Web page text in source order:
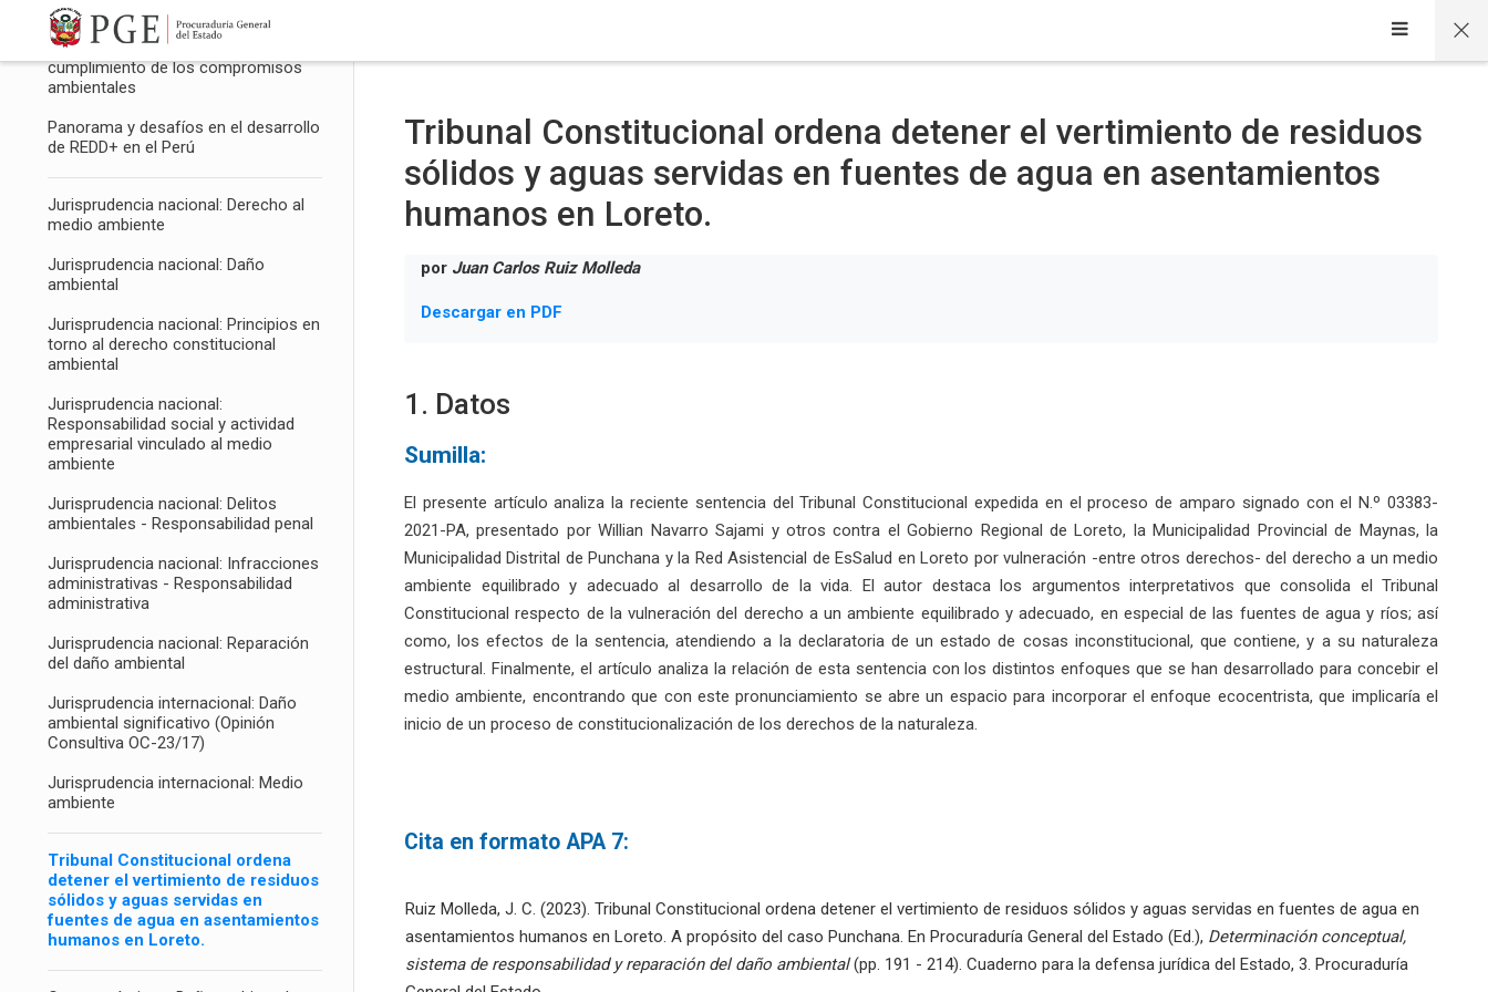
Salta al contenido principal
La prevención del incremento del
riesgo ambiental desde el
cumplimiento de los compromisos
ambientales
Panorama y desafíos en el desarrollo
de REDD+ en el Perú
Jurisprudencia nacional: Derecho al
medio ambiente
Jurisprudencia nacional: Daño
ambiental
Jurisprudencia nacional: Principios en
torno al derecho constitucional
ambiental
Jurisprudencia nacional:
Responsabilidad social y actividad
empresarial vinculado al medio
ambiente
Jurisprudencia nacional: Delitos
ambientales - Responsabilidad penal
Jurisprudencia nacional: Infracciones
administrativas - Responsabilidad
administrativa
Jurisprudencia nacional: Reparación
del daño ambiental
Jurisprudencia internacional: Daño
ambiental significativo (Opinión
Consultiva OC-23/17)
Jurisprudencia internacional: Medio
ambiente
Tribunal Constitucional ordena
detener el vertimiento de residuos
sólidos y aguas servidas en
fuentes de agua en asentamientos
humanos en Loreto.
Tribunal Constitucional ordena detener el vertimiento de residuos
sólidos y aguas servidas en fuentes de agua en asentamientos
humanos en Loreto.
por Juan Carlos Ruiz Molleda
Descargar en PDF
1. Datos
Sumilla:
El presente artículo analiza la reciente sentencia del Tribunal Constitucional expedida en el proceso de amparo signado con el N.º 03383-
2021-PA, presentado por Willian Navarro Sajami y otros contra el Gobierno Regional de Loreto, la Municipalidad Provincial de Maynas, la
Municipalidad Distrital de Punchana y la Red Asistencial de EsSalud en Loreto por vulneración -entre otros derechos- del derecho a un medio
ambiente equilibrado y adecuado al desarrollo de la vida. El autor destaca los argumentos interpretativos que consolida el Tribunal
Constitucional respecto de la vulneración del derecho a un ambiente equilibrado y adecuado, en especial de las fuentes de agua y ríos; así
como, los efectos de la sentencia, atendiendo a la declaratoria de un estado de cosas inconstitucional, que contiene, y a su naturaleza
estructural. Finalmente, el artículo analiza la relación de esta sentencia con los distintos enfoques que se han desarrollado para concebir el
medio ambiente, encontrando que con este pronunciamiento se abre un espacio para incorporar el enfoque ecocentrista, que implicaría el
inicio de un proceso de constitucionalización de los derechos de la naturaleza.
Ruiz Molleda, J. C. (2023). Tribunal Constitucional ordena detener el vertimiento de residuos sólidos y aguas servidas en fuentes de agua en
asentamientos humanos en Loreto. A propósito del caso Punchana. En Procuraduría General del Estado (Ed.), Determinación conceptual,
sistema de responsabilidad y reparación del daño ambiental(pp. 191 - 214). Cuaderno para la defensa jurídica del Estado, 3. Procuraduría
Cita en formato APA 7: